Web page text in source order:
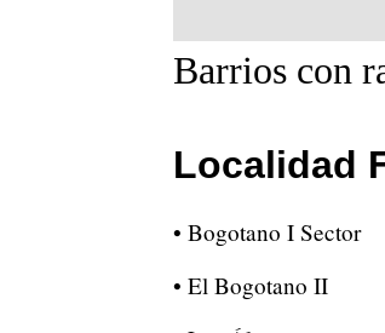
Barrios con
Localidad
• Bogotano I Sector
• El Bogotano II